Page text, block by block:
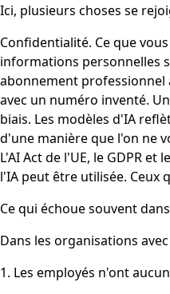
Ici, plusieurs choses se
Confidentialité. Ce que
informations personnelles
abonnement professionnel
avec un numéro inventé.
biais. Les modèles d'IA
d'une manière que l'on ne
L'AI Act de l'UE, le GDPR
l'IA peut être utilisée. Ceux
Ce qui échoue souvent
Dans les organisations
1. Les employés n'ont